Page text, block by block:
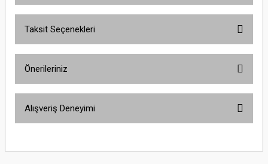
Taksit Seçenekleri
Önerileriniz
yetersiz gördüğünüz noktaları öneri formunu kullanarak tarafımıza
Alışveriş Deneyimi